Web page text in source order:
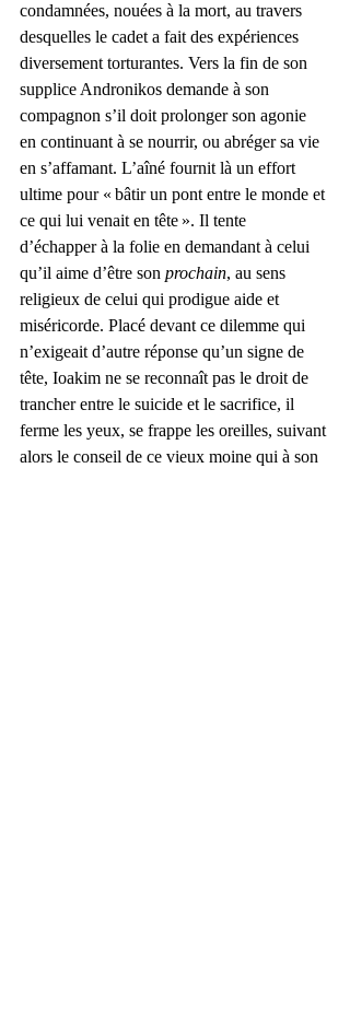
condamnées, nouées à la mort, au travers
desquelles le cadet a fait des expériences
diversement torturantes. Vers la fin de son
supplice Andronikos demande à son
compagnon s’il doit prolonger son agonie
en continuant à se nourrir, ou abréger sa vie
en s’affamant. L’aîné fournit là un effort
ultime pour « bâtir un pont entre le monde et
ce qui lui venait en tête ». Il tente
d’échapper à la folie en demandant à celui
qu’il aime d’être son prochain, au sens
religieux de celui qui prodigue aide et
miséricorde. Placé devant ce dilemme qui
n’exigeait d’autre réponse qu’un signe de
tête, Ioakim ne se reconnaît pas le droit de
trancher entre le suicide et le sacrifice, il
ferme les yeux, se frappe les oreilles, suivant
alors le conseil de ce vieux moine qui à son